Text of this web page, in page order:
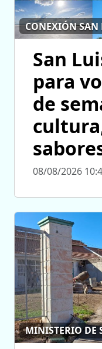
CONEXIÓN SAN
San
para
de
08/08/2026
MINISTERIO DE